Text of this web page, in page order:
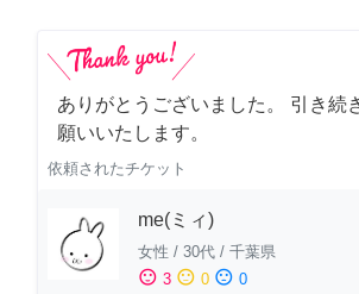
ありがとうございました。 引き続
願いいたします。
依頼されたチケット
me(ミィ)
女性 / 30代 / 千葉県
sentiment_satisfied 3 sentiment_neutral 0 sentiment_dissatisfied 0